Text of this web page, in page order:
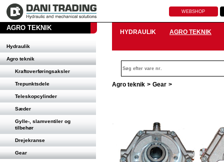
WEBSHOP
AGRO TEKNIK
Hydraulik
Agro teknik
Kraftoverføringsaksler
Trepunktsdele
Teleskopcylinder
Sæder
Gylle-, slamventiler og
tilbehør
Drejekranse
Gear
HYDRAULIK AGRO TEKNIK
Agro teknik > Gear >